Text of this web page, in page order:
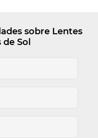
sobre Lentes
Sol